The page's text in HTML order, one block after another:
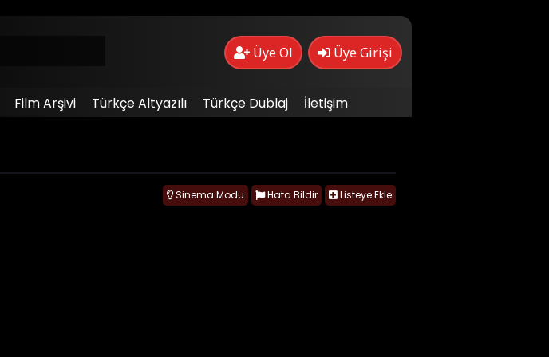
Üye Ol Üye Girişi
Film Arşivi Türkçe Altyazılı Türkçe Dublaj İletişim
Listeye Ekle
Hata Bildir
Sinema Modu